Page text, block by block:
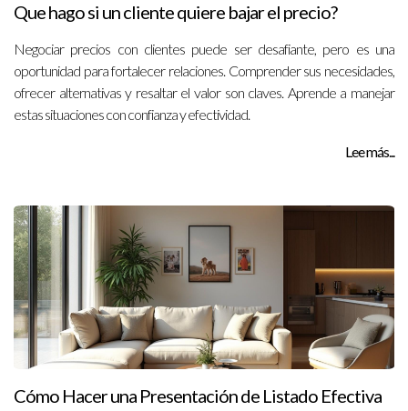
Que hago si un cliente quiere bajar el precio?
Negociar precios con clientes puede ser desafiante, pero es una
oportunidad para fortalecer relaciones. Comprender sus necesidades,
ofrecer alternativas y resaltar el valor son claves. Aprende a manejar
estas situaciones con confianza y efectividad.
Lee más...
Cómo Hacer una Presentación de Listado Efectiva